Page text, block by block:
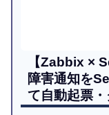
【Zabbix ×
障害通知を
て自動起票